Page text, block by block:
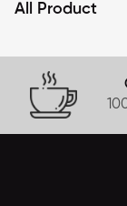
All Product